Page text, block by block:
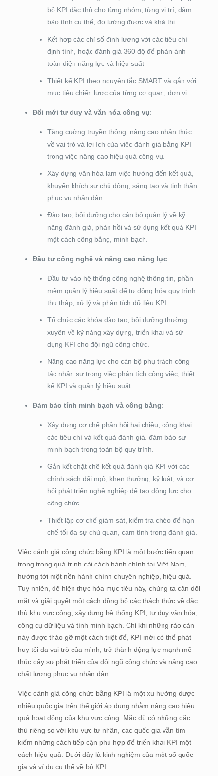
bộ KPI đặc thù cho từng nhóm, từng vị trí, đảm
bảo tính cụ thể, đo lường được và khả thi.
Kết hợp các chỉ số định lượng với các tiêu chí
định tính, hoặc đánh giá 360 độ để phản ánh
toàn diện năng lực và hiệu suất.
Thiết kế KPI theo nguyên tắc SMART và gắn với
mục tiêu chiến lược của từng cơ quan, đơn vị.
Đổi mới tư duy và văn hóa công vụ:
Tăng cường truyền thông, nâng cao nhận thức
về vai trò và lợi ích của việc đánh giá bằng KPI
trong việc nâng cao hiệu quả công vụ.
Xây dựng văn hóa làm việc hướng đến kết quả,
khuyến khích sự chủ động, sáng tạo và tinh thần
phục vụ nhân dân.
Đào tạo, bồi dưỡng cho cán bộ quản lý về kỹ
năng đánh giá, phản hồi và sử dụng kết quả KPI
một cách công bằng, minh bạch.
Đầu tư công nghệ và nâng cao năng lực:
Đầu tư vào hệ thống công nghệ thông tin, phần
mềm quản lý hiệu suất để tự động hóa quy trình
thu thập, xử lý và phân tích dữ liệu KPI.
Tổ chức các khóa đào tạo, bồi dưỡng thường
xuyên về kỹ năng xây dựng, triển khai và sử
dụng KPI cho đội ngũ công chức.
Nâng cao năng lực cho cán bộ phụ trách công
tác nhân sự trong việc phân tích công việc, thiết
kế KPI và quản lý hiệu suất.
Đảm bảo tính minh bạch và công bằng:
Xây dựng cơ chế phản hồi hai chiều, công khai
các tiêu chí và kết quả đánh giá, đảm bảo sự
minh bạch trong toàn bộ quy trình.
Gắn kết chặt chẽ kết quả đánh giá KPI với các
chính sách đãi ngộ, khen thưởng, kỷ luật, và cơ
hội phát triển nghề nghiệp để tạo động lực cho
công chức.
Thiết lập cơ chế giám sát, kiểm tra chéo để hạn
chế tối đa sự chủ quan, cảm tính trong đánh giá.
Việc đánh giá công chức bằng KPI là một bước tiến quan
trọng trong quá trình cải cách hành chính tại Việt Nam,
hướng tới một nền hành chính chuyên nghiệp, hiệu quả.
Tuy nhiên, để hiện thực hóa mục tiêu này, chúng ta cần đối
mặt và giải quyết một cách đồng bộ các thách thức về đặc
thù khu vực công, xây dựng hệ thống KPI, tư duy văn hóa,
công cụ dữ liệu và tính minh bạch. Chỉ khi những rào cản
này được tháo gỡ một cách triệt để, KPI mới có thể phát
huy tối đa vai trò của mình, trở thành động lực mạnh mẽ
thúc đẩy sự phát triển của đội ngũ công chức và nâng cao
chất lượng phục vụ nhân dân.
Việc đánh giá công chức bằng KPI là một xu hướng được
nhiều quốc gia trên thế giới áp dụng nhằm nâng cao hiệu
quả hoạt động của khu vực công. Mặc dù có những đặc
thù riêng so với khu vực tư nhân, các quốc gia vẫn tìm
kiếm những cách tiếp cận phù hợp để triển khai KPI một
cách hiệu quả. Dưới đây là kinh nghiệm của một số quốc
gia và ví dụ cụ thể về bộ KPI.